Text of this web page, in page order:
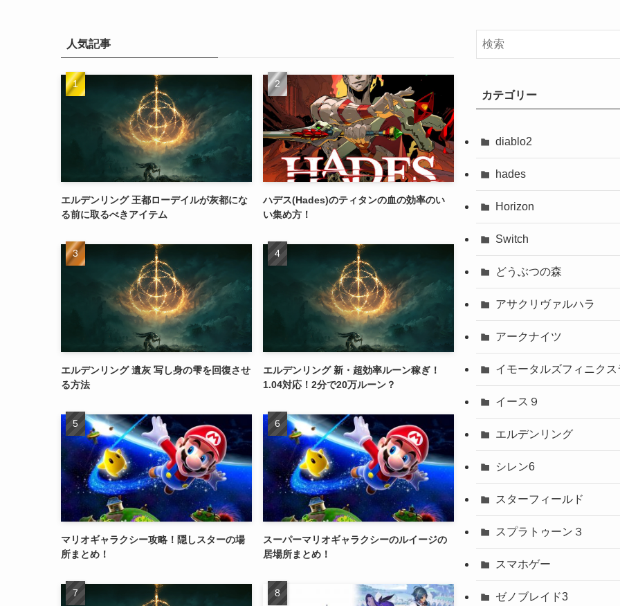
人気記事
エルデンリング 王都ローデイルが灰都にな
る前に取るべきアイテム
ハデス(Hades)のティタンの血の効率のい
い集め方！
エルデンリング 遺灰 写し身の雫を回復させ
る方法
エルデンリング 新・超効率ルーン稼ぎ！
1.04対応！2分で20万ルーン？
マリオギャラクシー攻略！隠しスターの場
所まとめ！
スーパーマリオギャラクシーのルイージの
居場所まとめ！
カテゴリー
diablo2
hades
Horizon
Switch
どうぶつの森
アサクリヴァルハラ
アークナイツ
イモータルズフィニク
イース９
エルデンリング
シレン6
スターフィールド
スプラトゥーン３
スマホゲー
ゼノブレイド3